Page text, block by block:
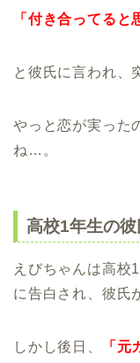
「付き合ってると
と彼氏に言われ、
やっと恋が実った
ね…。
高校1年生の彼
えびちゃんは高校
に告白され、彼氏
しかし後日、
「